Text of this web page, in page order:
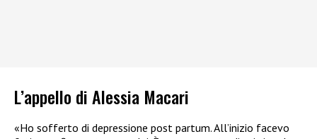
L’appello di Alessia Macari
«Ho sofferto di depressione post partum. All’inizio facevo